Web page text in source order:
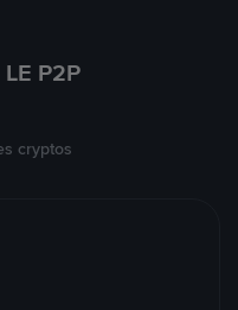
P2P
cryptos